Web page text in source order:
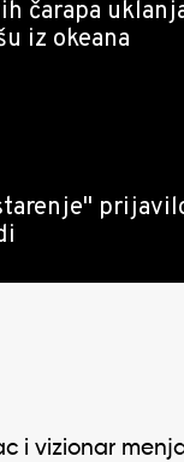
čarapa
iz okeana
i vizionar